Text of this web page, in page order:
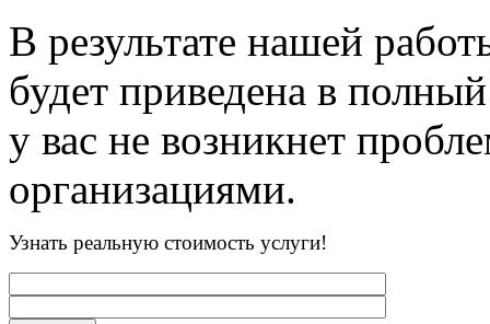
В результате нашей
будет приведена в
у вас не возникнет
организациями.
Узнать реальную стоимость услуги!